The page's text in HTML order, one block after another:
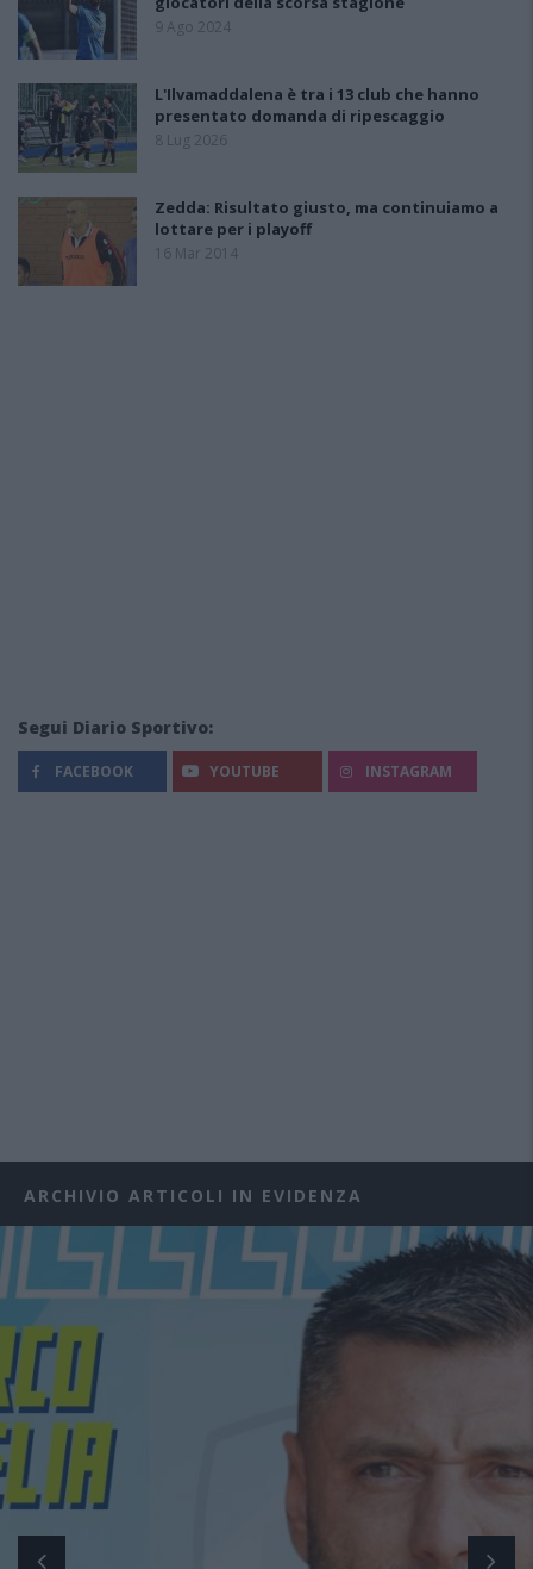
9 Ago 2024
L'Ilvamaddalena è tra i 13 club che hanno
presentato domanda di ripescaggio
8 Lug 2026
Zedda: Risultato giusto, ma continuiamo a
lottare per i playoff
16 Mar 2014
Segui Diario Sportivo:
FACEBOOK YOUTUBE INSTAGRAM
ARCHIVIO ARTICOLI IN EVIDENZA